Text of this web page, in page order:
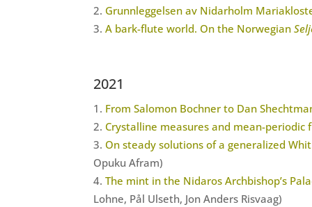
Grunnleggelsen av Nidarholm
A bark-flute world. On the Norwegian
2021
From Salomon Bochner to Dan
Crystalline measures and mean-periodic
On steady solutions of a generalized
Opuku Afram)
The mint in the Nidaros Archbishop’s
Lohne, Pål Ulseth, Jon Anders Risvaag)